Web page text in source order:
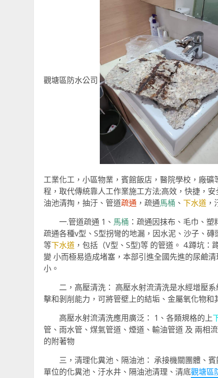
觀塘區防水公司
工業化工，小區物業，賓館飯店，醫院學校，廠礦
程，取代傳統靠人工作業施工方法;高效，快捷，安
油池清掏，抽汙、管道疏通 ，疏通馬桶 、 下水道
一.管道疏通 1、 馬桶 ：疏通因抹布、毛巾、
疏通各種v型、S型拐彎的地漏，因水泥、沙子、
等下水道 ，包括（V型、S型)等 的管道。 4.蹲坑
變 小而極易造成堵塞，本部引進全國先進的尿鹼
小。
二，高壓清洗： 高壓水射流清洗是水經增壓系
擊和剝削能力，可將管壁上的結垢、金屬氧化物和
高壓水射流清洗應用廣泛： 1、各類規格的上
管、雨水管、煤氣管道、煙道、輸油管道 及 兩相
的附著物
三，清理化糞池、隔油池： 承接機關團體、賓
單位的化糞池、汙水井、隔油池清理、清底觀塘區